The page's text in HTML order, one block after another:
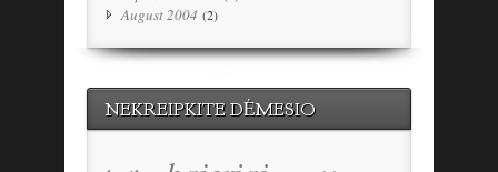
August 2004 (2)
NEKREIPKITE DĖMESIO